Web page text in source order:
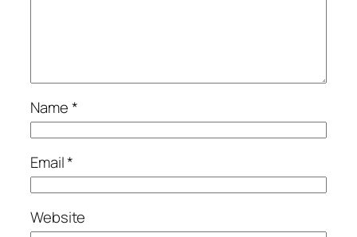
Name*
Email*
Website